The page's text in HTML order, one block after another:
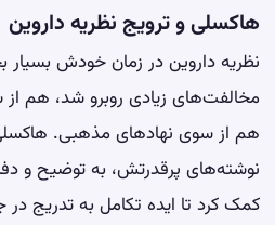
هاکسلی و ترویج نظریه داروین
نظریه داروین در زمان خودش بسیار
مخالفت‌های زیادی روبرو شد، هم
هم از سوی نهادهای مذهبی.
نوشته‌های پرقدرتش، به توضیح و
کمک کرد تا ایده تکامل به تدریج